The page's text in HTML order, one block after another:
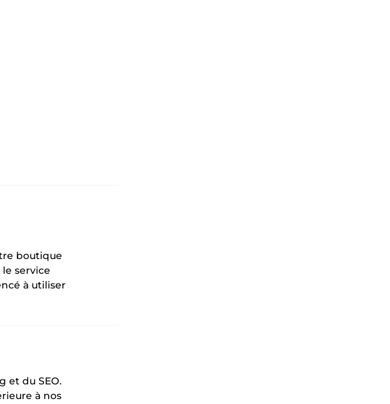
boutique
service
à utiliser
et du SEO.
à nos